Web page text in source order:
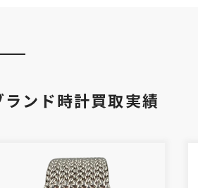
ランド時計買取実績